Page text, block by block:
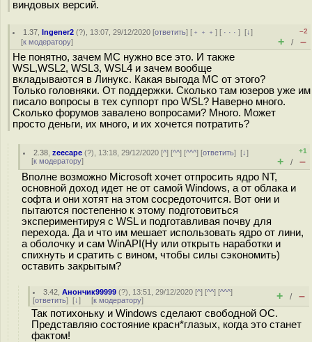
виндовых версий.
1.37 ,Ingener2 (?), 13:07, 29/12/2020 [ответить] [ ﹢﹢﹢] [ · · ·][↓]
[к модератору]
–2
+ / –
Не понятно, зачем МС нужно все это. И также
WSL,WSL2, WSL3, WSL4 и зачем вообще
вкладываются в Линукс. Какая выгода МС от этого?
Только головняки. От поддержки. Сколько там юзеров уже им
писало вопросы в тех суппорт про WSL? Наверно много.
Сколько форумов завалено вопросами? Много. Может
просто деньги, их много, и их хочется потратить?
2.38 ,zeecape (?), 13:18, 29/12/2020 [^] [^^] [^^^] [ответить][↓]
[к модератору]
+1
+ / –
Вполне возможно Microsoft хочет отпросить ядро NT,
основной доход идет не от самой Windows, а от облака и
софта и они хотят на этом сосредоточится. Вот они и
пытаются постепенно к этому подготовиться
экспериментируя с WSL и подготавливая почву для
перехода. Да и что им мешает использовать ядро от лини,
а оболочку и сам WinAPI(Ну или открыть наработки и
спихнуть и сратить с вином, чтобы силы сэкономить)
оставить закрытым?
3.42 ,Анончик99999 (?), 13:51, 29/12/2020 [^] [^^] [^^^]
[ответить] [↓] [к модератору] + / –
Так потихоньку и Windows сделают свободной ОС.
Представляю состояние красн*глазых, когда это станет
фактом!